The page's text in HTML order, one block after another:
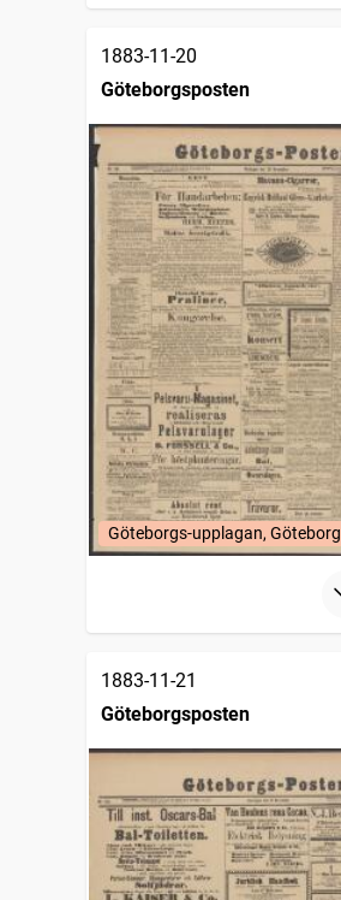
1883-11-20
Göteborgsposten
Göteborgs-upplagan, Göteborg
1883-11-21
Göteborgsposten